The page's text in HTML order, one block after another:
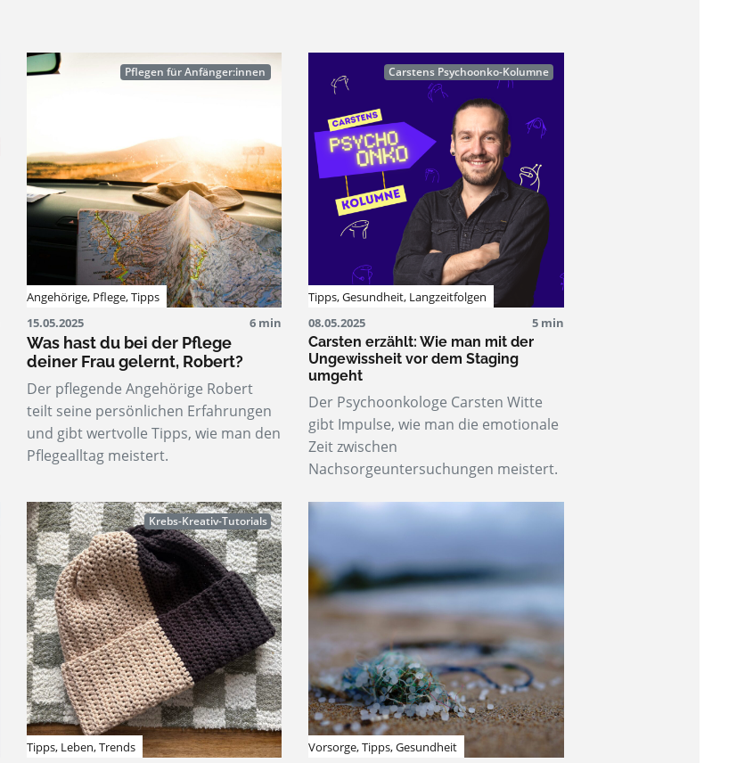
Pflegen für Anfänger:innen
Angehörige, Pflege,Tipps
15.05.2025
6 min
Was hast du bei der Pflege
deiner Frau gelernt, Robert?
Der pflegende Angehörige Robert
teilt seine persönlichen Erfahrungen
und gibt wertvolle Tipps, wie man den
Pflegealltag meistert.
Carstens Psychoonko-Kolumne
Tipps,Gesundheit, Langzeitfolgen
08.05.2025
5 min
Carsten erzählt: Wie man mit der
Ungewissheit vor dem Staging
umgeht
Der Psychoonkologe Carsten Witte
gibt Impulse, wie man die emotionale
Zeit zwischen
Nachsorgeuntersuchungen meistert.
Krebs-Kreativ-Tutorials
Tipps, Leben,Trends
Vorsorge,Tipps,Gesundheit